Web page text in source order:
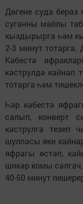
Дөгене суда бераз
суганны майлы
кыздырырга һәм
2-3 минут тотарга.
Кәбестә
кәстрүлдә кайнап
тотарга һәм
Һәр кәбестә
салып, конверт
кәстрүлгә тезеп
шулпасы яки
яфрагы өстәп,
шикәр комы
40-50 минут